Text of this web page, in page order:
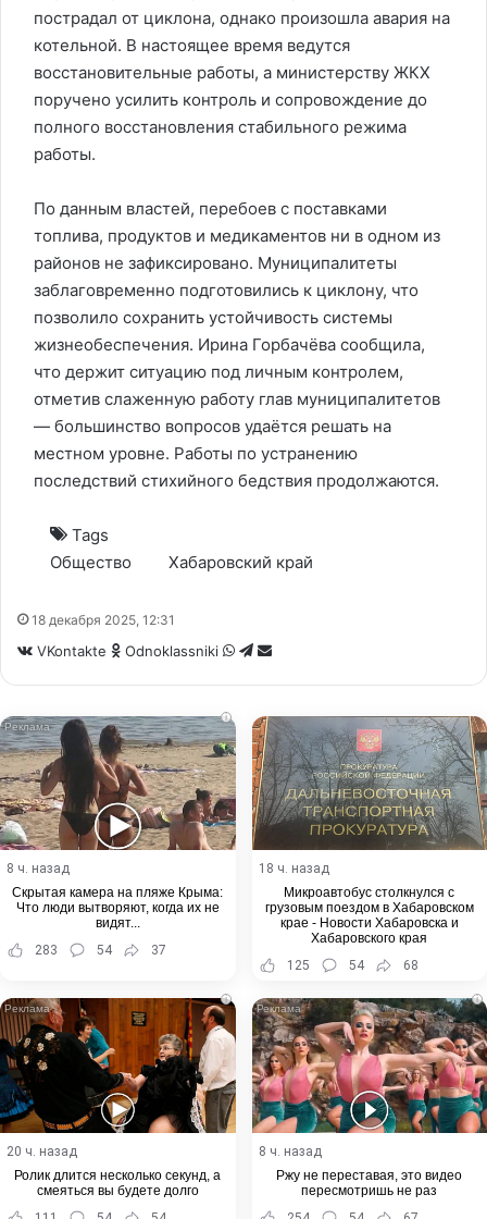
пострадал от циклона, однако произошла авария на
котельной. В настоящее время ведутся
восстановительные работы, а министерству ЖКХ
поручено усилить контроль и сопровождение до
полного восстановления стабильного режима
работы.
По данным властей, перебоев с поставками
топлива, продуктов и медикаментов ни в одном из
районов не зафиксировано. Муниципалитеты
заблаговременно подготовились к циклону, что
позволило сохранить устойчивость системы
жизнеобеспечения. Ирина Горбачёва сообщила,
что держит ситуацию под личным контролем,
отметив слаженную работу глав муниципалитетов
— большинство вопросов удаётся решать на
местном уровне. Работы по устранению
последствий стихийного бедствия продолжаются.
Tags
Общество
Хабаровский край
18 декабря 2025, 12:31
VKontakte Odnoklassniki WhatsApp
Telegram
Share
i
8 ч. назад
Скрытая камера на пляже Крыма:
Что люди вытворяют, когда их не
видят...
283
54 37
18 ч. назад
Микроавтобус столкнулся с
грузовым поездом в Хабаровском
крае - Новости Хабаровска и
Хабаровского края
125
54 68
i
20 ч. назад
Ролик длится несколько секунд, а
смеяться вы будете долго
i
8 ч. назад
Ржу не переставая, это видео
пересмотришь не раз